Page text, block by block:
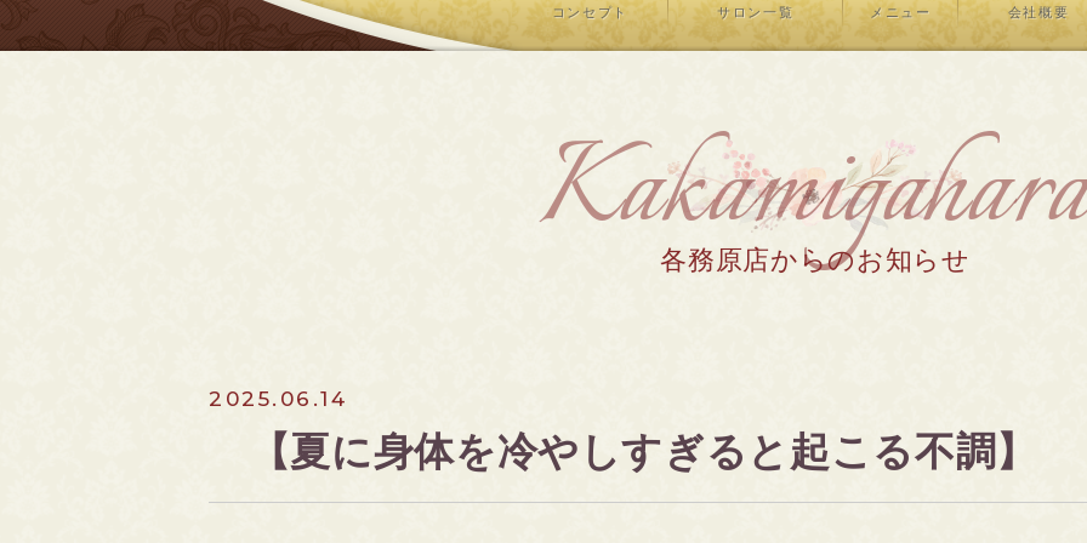
コンセプト サロン一覧 メニュー 会社概要
各務原店からのお知らせ
2025.06.14
【夏に身体を冷やしすぎると起こる不調】